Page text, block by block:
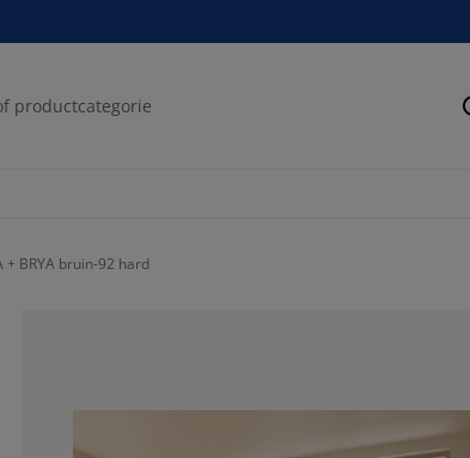
+ BRYA bruin-92 hard